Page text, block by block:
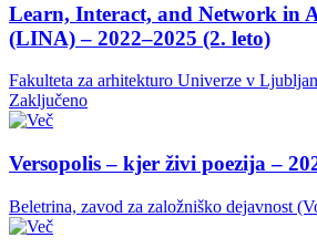
Learn, Interact, and Network in
(LINA) – 2022–2025 (2. leto)
Fakulteta za arhitekturo Univerze v
Zaključeno
Versopolis – kjer živi poezija –
Beletrina, zavod za založniško dejavnost